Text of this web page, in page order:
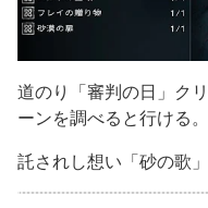
道のり「審判の日」ク
ーンを調べると行ける。
託されし想い「砂の歌